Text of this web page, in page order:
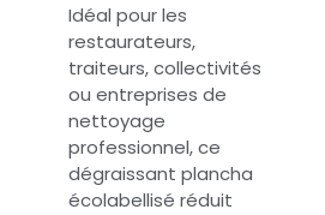
Idéal pour les
restaurateurs,
traiteurs, collectivités
ou entreprises de
nettoyage
professionnel, ce
dégraissant plancha
écolabellisé réduit